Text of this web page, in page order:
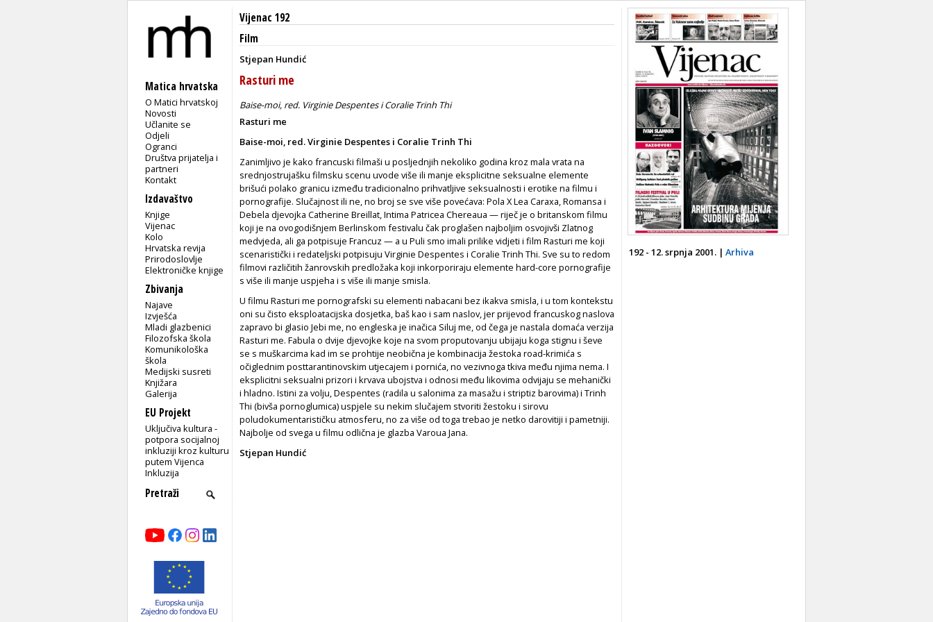
Matica hrvatska
O Matici hrvatskoj
Novosti
Učlanite se
Odjeli
Ogranci
Društva prijatelja i
partneri
Kontakt
Izdavaštvo
Knjige
Vijenac
Kolo
Hrvatska revija
Prirodoslovlje
Elektroničke knjige
Zbivanja
Najave
Izvješća
Mladi glazbenici
Filozofska škola
Komunikološka
škola
Medijski susreti
Knjižara
Galerija
EU Projekt
Uključiva kultura -
potpora socijalnoj
inkluziji kroz kulturu
putem Vijenca
Inkluzija
Vijenac 192
Film
Stjepan Hundić
Rasturi me
Baise-moi, red. Virginie Despentes i Coralie Trinh Thi
Rasturi me
Baise-moi, red. Virginie Despentes i Coralie Trinh Thi
Zanimljivo je kako francuski filmaši u posljednjih nekoliko godina kroz mala vrata na
srednjostrujašku filmsku scenu uvode više ili manje eksplicitne seksualne elemente
brišući polako granicu između tradicionalno prihvatljive seksualnosti i erotike na filmu i
pornografije. Slučajnost ili ne, no broj se sve više povećava: Pola X Lea Caraxa, Romansa i
Debela djevojka Catherine Breillat, Intima Patricea Chereaua — riječ je o britanskom filmu
koji je na ovogodišnjem Berlinskom festivalu čak proglašen najboljim osvojivši Zlatnog
medvjeda, ali ga potpisuje Francuz — a u Puli smo imali prilike vidjeti i film Rasturi me koji
scenaristički i redateljski potpisuju Virginie Despentes i Coralie Trinh Thi. Sve su to redom
filmovi različitih žanrovskih predložaka koji inkorporiraju elemente hard-core pornografije
s više ili manje uspjeha i s više ili manje smisla.
U filmu Rasturi me pornografski su elementi nabacani bez ikakva smisla, i u tom kontekstu
oni su čisto eksploatacijska dosjetka, baš kao i sam naslov, jer prijevod francuskog naslova
zapravo bi glasio Jebi me, no engleska je inačica Siluj me, od čega je nastala domaća verzija
Rasturi me. Fabula o dvije djevojke koje na svom proputovanju ubijaju koga stignu i ševe
se s muškarcima kad im se prohtije neobična je kombinacija žestoka road-krimića s
očiglednim posttarantinovskim utjecajem i pornića, no vezivnoga tkiva među njima nema. I
eksplicitni seksualni prizori i krvava ubojstva i odnosi među likovima odvijaju se mehanički
i hladno. Istini za volju, Despentes (radila u salonima za masažu i striptiz barovima) i Trinh
Thi (bivša pornoglumica) uspjele su nekim slučajem stvoriti žestoku i sirovu
poludokumentarističku atmosferu, no za više od toga trebao je netko darovitiji i pametniji.
Najbolje od svega u filmu odlična je glazba Varoua Jana.
Stjepan Hundić
192 - 12. srpnja 2001. | Arhiva